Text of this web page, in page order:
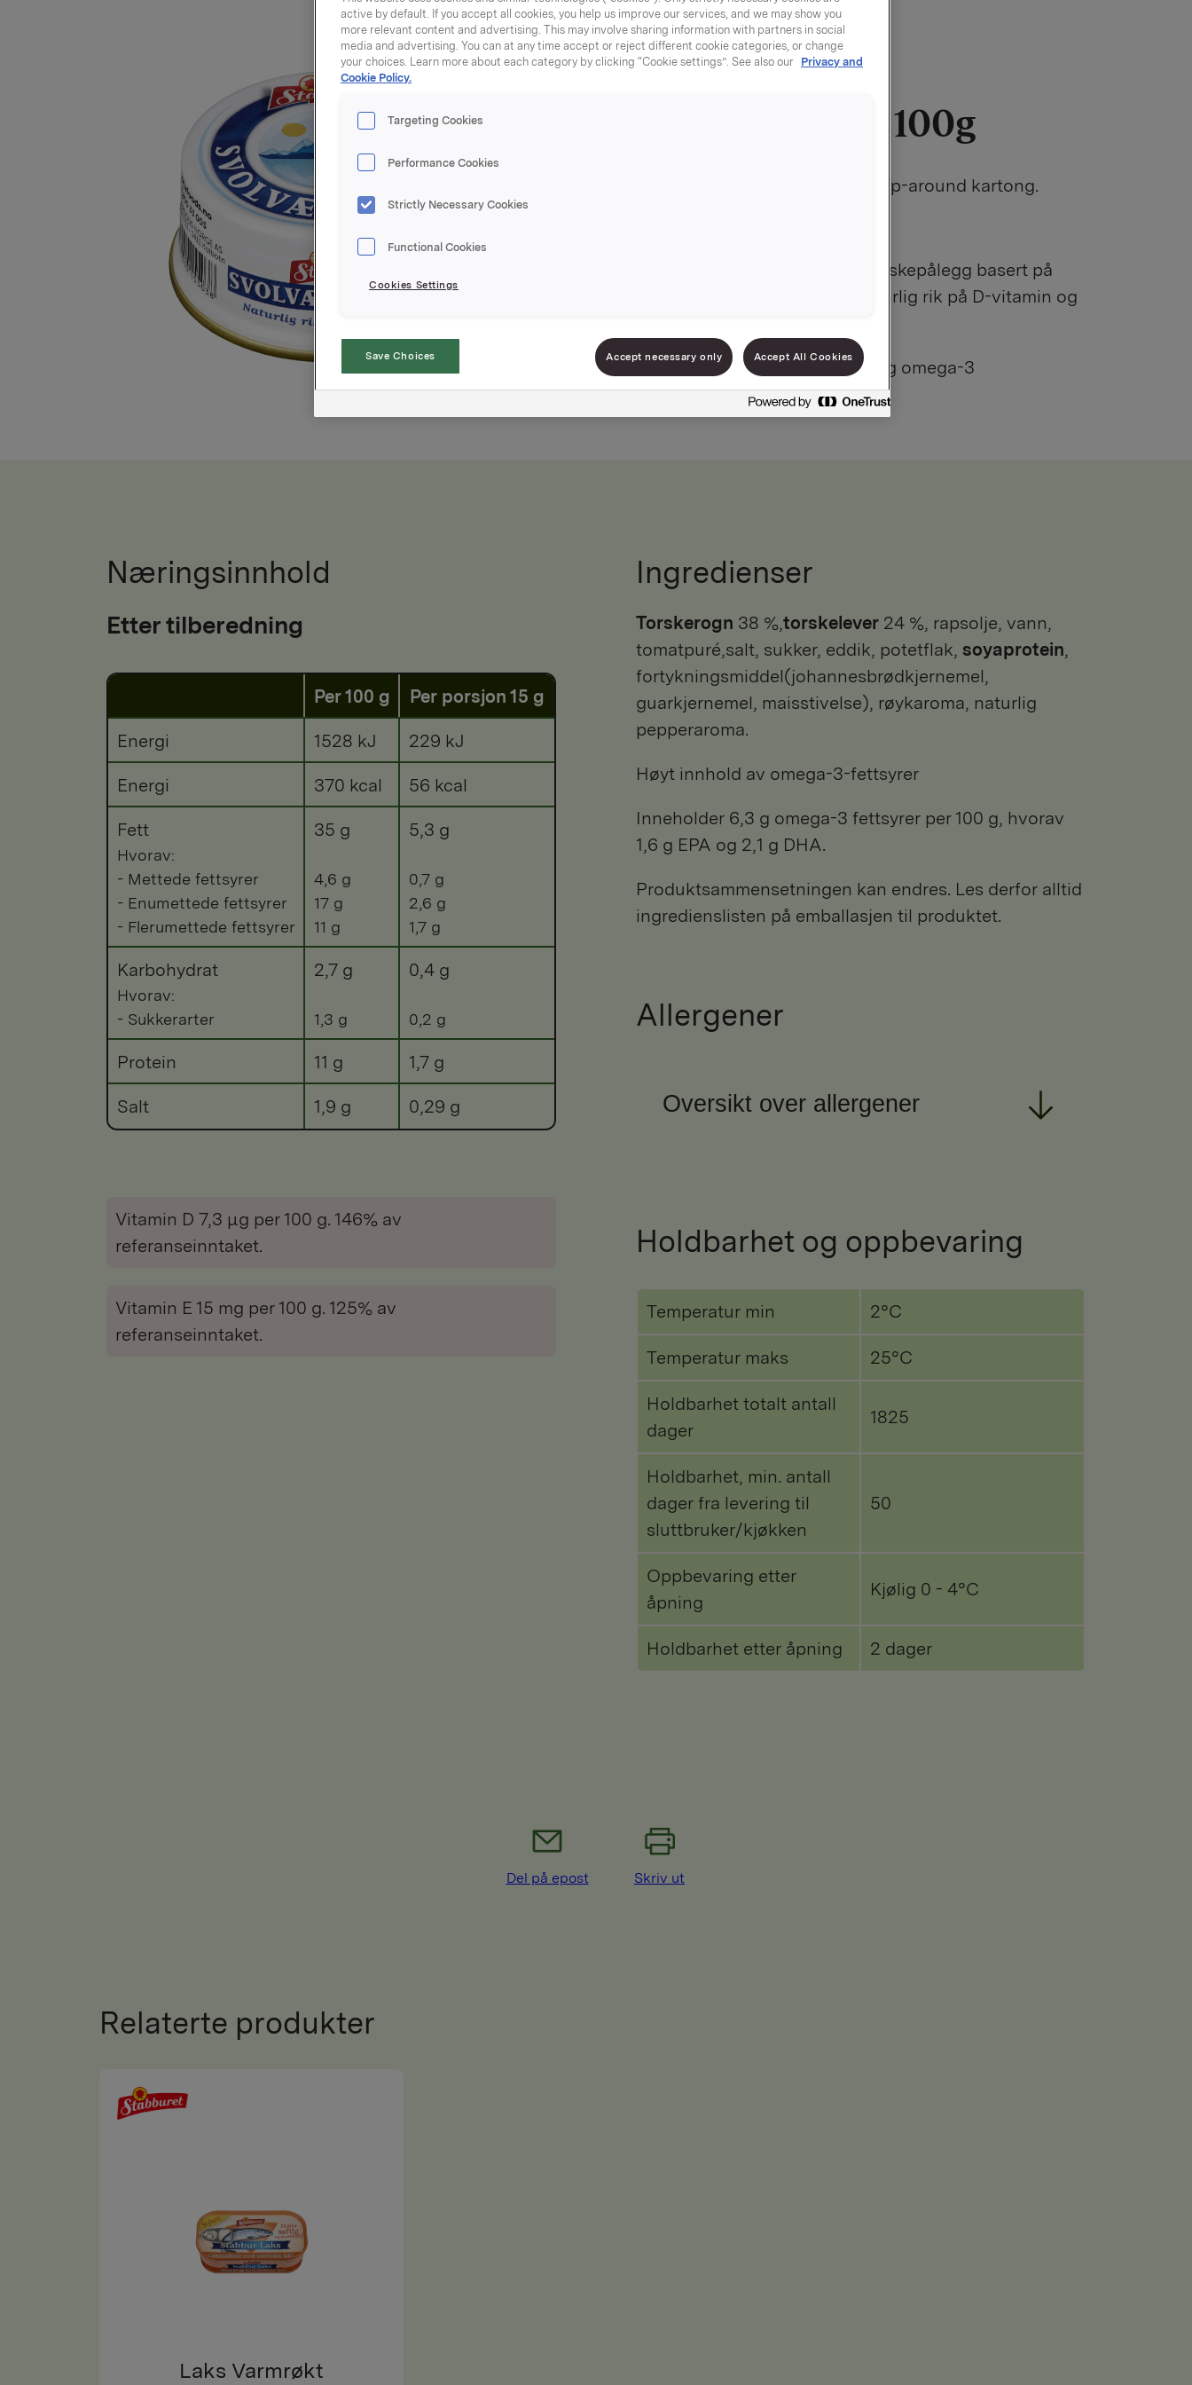
Svolværpostei 100g
18 bokser, 2 x 9 bokser i en wrap-around kartong.
Svolværpostei er et smørbart fiskepålegg basert på
torskerogn og torskelever. Naturlig rik på D-vitamin og
Naturlig rik på D-vitamin og omega-3
Næringsinnhold
Etter tilberedning
Per 100 g Per porsjon 15 g
Energi 1528 kJ 229 kJ
Energi 370 kcal 56 kcal
Fett
Hvorav:
- Mettede fettsyrer
- Enumettede fettsyrer
- Flerumettede fettsyrer
35 g
4,6 g
17 g
11 g
5,3 g
0,7 g
2,6 g
1,7 g
Karbohydrat
Hvorav:
- Sukkerarter
2,7 g
1,3 g
0,4 g
0,2 g
Protein 11 g 1,7 g
Salt 1,9 g 0,29 g
Vitamin D 7,3 μg per 100 g. 146% av
referanseinntaket.
Vitamin E 15 mg per 100 g. 125% av
referanseinntaket.
Ingredienser
torskerogn 38 %,torskelever 24 %, rapsolje, vann,
tomatpuré,salt, sukker, eddik, potetflak, soyaprotein,
fortykningsmiddel(johannesbrødkjernemel,
guarkjernemel, maisstivelse), røykaroma, naturlig
pepperaroma.
Høyt innhold av omega-3-fettsyrer
Inneholder 6,3 g omega-3 fettsyrer per 100 g, hvorav
1,6 g EPA og 2,1 g DHA.
Produktsammensetningen kan endres. Les derfor alltid
ingredienslisten på emballasjen til produktet.
Allergener
Oversikt over allergener
Holdbarhet og oppbevaring
Temperatur min 2°C
Temperatur maks 25°C
Holdbarhet totalt antall
dager
1825
Holdbarhet, min. antall
dager fra levering til
sluttbruker/kjøkken
50
Oppbevaring etter
åpning
Kjølig 0 - 4°C
Holdbarhet etter åpning 2 dager
Del på epost Skriv ut
Relaterte produkter
Laks Varmrøkt
active by default. If you accept all cookies, you help us improve our services, and we may show you
more relevant content and advertising. This may involve sharing information with partners in social
media and advertising. You can at any time accept or reject different cookie categories, or change
your choices. Learn more about each category by clicking “Cookie settings”. See also our Privacy and
Cookie Policy.
Targeting Cookies
Performance Cookies
Strictly Necessary Cookies
Functional Cookies
Cookies Settings
Save Choices Accept necessary only Accept All Cookies